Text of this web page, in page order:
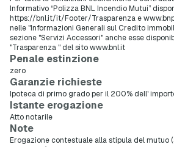
Informativo “Polizza BNL Incendio Mutui”
https://bnl.it/it/Footer/Trasparenza e
nelle "Informazioni Generali sul Credito
sezione "Servizi Accessori" anche esse
"Trasparenza " del sito www.bnl.it
Penale estinzione
zero
Garanzie richieste
Ipoteca di primo grado per il 200% dell'
Istante erogazione
Atto notarile
Note
Erogazione contestuale alla stipula del mutuo